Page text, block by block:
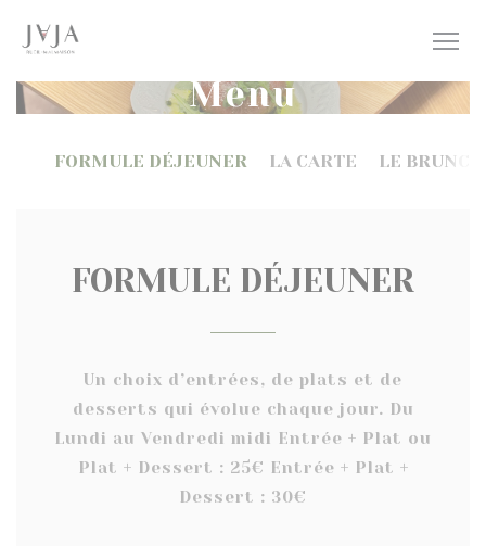
Menu
FORMULE DÉJEUNER LA CARTE LE
FORMULE DÉJEUNER
Un choix d’entrées, de plats et de
desserts qui évolue chaque jour. Du
Lundi au Vendredi midi Entrée + Plat ou
Plat + Dessert : 25€ Entrée + Plat +
Dessert : 30€